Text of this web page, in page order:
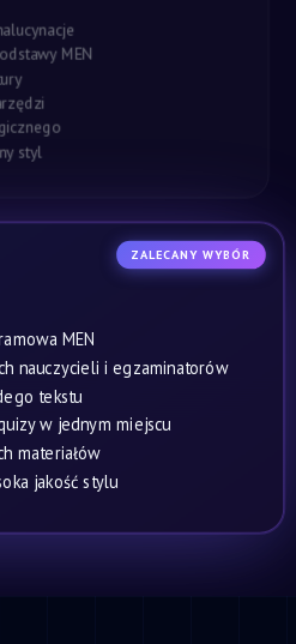
MEN
styl
ZALECANY WYBÓR
MEN
nauczycieli i egzaminatorów
tekstu
w jednym miejscu
materiałów
jakość stylu